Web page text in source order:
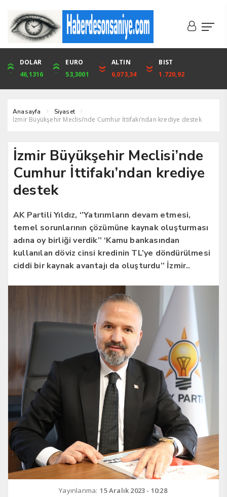
DOLAR
46,1316
EURO
53,3001
ALTIN
6,073,34
BIST
1.720,92
ONS
4,094,16
ALTIN
6,073,34
ÇEYREK
9,929,91
CUMHURİYET
42,104,00
Anasayfa Siyaset
İzmir Büyükşehir Meclisi’nde Cumhur İttifakı’ndan krediye destek
İzmir Büyükşehir Meclisi’nde
Cumhur İttifakı’ndan krediye
destek
AK Partili Yıldız, ‘’Yatırımların devam etmesi,
temel sorunlarının çözümüne kaynak oluşturması
adına oy birliği verdik’’ ‘Kamu bankasından
kullanılan döviz cinsi kredinin TL’ye döndürülmesi
ciddi bir kaynak avantajı da oluşturdu’’ İzmir..
Yayınlanma: 15 Aralık 2023 - 10:28